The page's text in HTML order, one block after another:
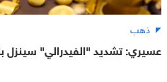
ذهب
عسيري: تشديد "الفيدرالي" سينزل بالذهب